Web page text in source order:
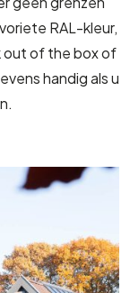
RAL-kleur,
out of the box of
handig als u